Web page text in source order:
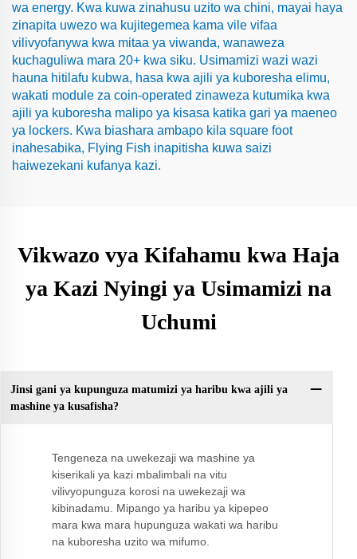
wa energy. Kwa kuwa zinahusu uzito wa chini, mayai haya
zinapita uwezo wa kujitegemea kama vile vifaa
vilivyofanywa kwa mitaa ya viwanda, wanaweza
kuchaguliwa mara 20+ kwa siku. Usimamizi wazi wazi
hauna hitilafu kubwa, hasa kwa ajili ya kuboresha elimu,
wakati module za coin-operated zinaweza kutumika kwa
ajili ya kuboresha malipo ya kisasa katika gari ya maeneo
ya lockers. Kwa biashara ambapo kila square foot
inahesabika, Flying Fish inapitisha kuwa saizi
haiwezekani kufanya kazi.
Vikwazo vya Kifahamu kwa Haja
ya Kazi Nyingi ya Usimamizi na
Uchumi
Jinsi gani ya kupunguza matumizi ya haribu kwa ajili ya
mashine ya kusafisha?
Tengeneza na uwekezaji wa mashine ya
kiserikali ya kazi mbalimbali na vitu
vilivyopunguza korosi na uwekezaji wa
kibinadamu. Mipango ya haribu ya kipepeo
mara kwa mara hupunguza wakati wa haribu
na kuboresha uzito wa mifumo.